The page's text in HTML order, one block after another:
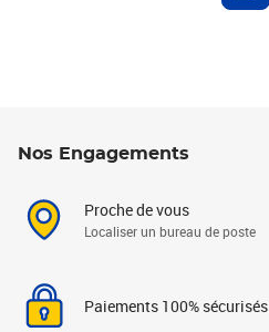
Nos Engagements
Proche de vous
Localiser un bureau de poste
Paiements 100% sécurisés